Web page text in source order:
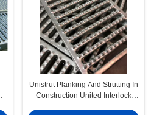
Unistrut Planking And Strutting In
Construction United Interlock